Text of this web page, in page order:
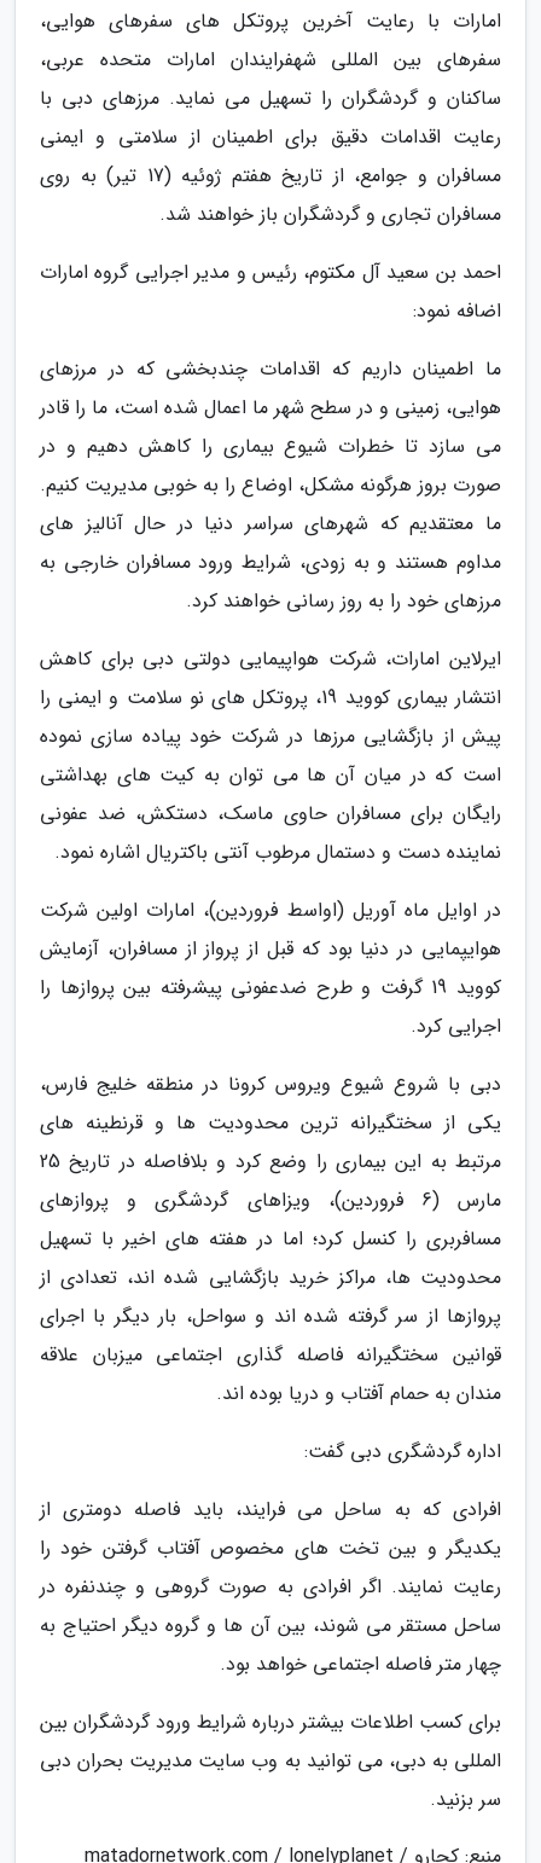
امارات با رعایت آخرین پروتکل های سفرهای هوایی،
سفرهای بین المللی شهفرایندان امارات متحده عربی،
ساکنان و گردشگران را تسهیل می نماید. مرزهای دبی با
رعایت اقدامات دقیق برای اطمینان از سلامتی و ایمنی
مسافران و جوامع، از تاریخ هفتم ژوئیه (17 تیر) به روی
مسافران تجاری و گردشگران باز خواهند شد.
احمد بن سعید آل مکتوم، رئیس و مدیر اجرایی گروه امارات
اضافه نمود:
ما اطمینان داریم که اقدامات چندبخشی که در مرزهای
هوایی، زمینی و در سطح شهر ما اعمال شده است، ما را قادر
می سازد تا خطرات شیوع بیماری را کاهش دهیم و در
صورت بروز هرگونه مشکل، اوضاع را به خوبی مدیریت کنیم.
ما معتقدیم که شهرهای سراسر دنیا در حال آنالیز های
مداوم هستند و به زودی، شرایط ورود مسافران خارجی به
مرزهای خود را به روز رسانی خواهند کرد.
ایرلاین امارات، شرکت هواپیمایی دولتی دبی برای کاهش
انتشار بیماری کووید 19، پروتکل های نو سلامت و ایمنی را
پیش از بازگشایی مرزها در شرکت خود پیاده سازی نموده
است که در میان آن ها می توان به کیت های بهداشتی
رایگان برای مسافران حاوی ماسک، دستکش، ضد عفونی
نماینده دست و دستمال مرطوب آنتی باکتریال اشاره نمود.
در اوایل ماه آوریل (اواسط فروردین)، امارات اولین شرکت
هوایپمایی در دنیا بود که قبل از پرواز از مسافران، آزمایش
کووید 19 گرفت و طرح ضدعفونی پیشرفته بین پروازها را
اجرایی کرد.
دبی با شروع شیوع ویروس کرونا در منطقه خلیج فارس،
یکی از سختگیرانه ترین محدودیت ها و قرنطینه های
مرتبط به این بیماری را وضع کرد و بلافاصله در تاریخ 25
مارس (6 فروردین)، ویزاهای گردشگری و پروازهای
مسافربری را کنسل کرد؛ اما در هفته های اخیر با تسهیل
محدودیت ها، مراکز خرید بازگشایی شده اند، تعدادی از
پروازها از سر گرفته شده اند و سواحل، بار دیگر با اجرای
قوانین سختگیرانه فاصله گذاری اجتماعی میزبان علاقه
مندان به حمام آفتاب و دریا بوده اند.
اداره گردشگری دبی گفت:
افرادی که به ساحل می فرایند، باید فاصله دومتری از
یکدیگر و بین تخت های مخصوص آفتاب گرفتن خود را
رعایت نمایند. اگر افرادی به صورت گروهی و چندنفره در
ساحل مستقر می شوند، بین آن ها و گروه دیگر احتیاج به
چهار متر فاصله اجتماعی خواهد بود.
برای کسب اطلاعات بیشتر درباره شرایط ورود گردشگران بین
المللی به دبی، می توانید به وب سایت مدیریت بحران دبی
سر بزنید.
منبع: کجارو / matadornetwork.com / lonelyplanet